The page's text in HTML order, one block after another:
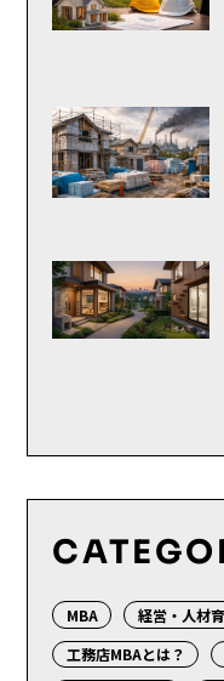
MBA 経営・人材
工務店MBAとは？